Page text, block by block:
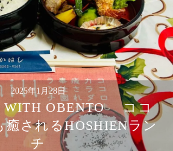
2025年1月28日
WITH OBENTO ココ
癒されるHOSHIENラン
チ